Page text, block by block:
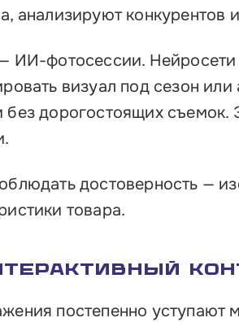
анализируют конкурентов
ИИ-фотосессии.
визуал под сезон
без дорогостоящих съемок.
достоверность —
товара.
постепенно